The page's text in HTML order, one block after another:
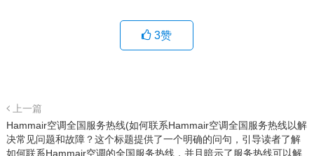
3赞
上一篇
Hammair空调全国服务热线(如何联系Hammair空调全国服务热线以解
决常见问题和故障？这个标题提供了一个明确的问句，引导读者了解
如何联系Hammair空调的全国服务热线，并且暗示了服务热线可以解